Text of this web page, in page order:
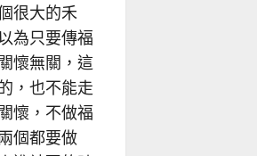
很大的禾
為只要傳福
懷無關，這
，也不能走
懷，不做福
個都要做